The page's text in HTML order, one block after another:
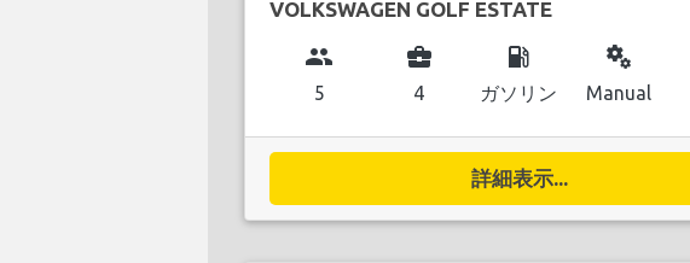
VOLKSWAGEN GOLF ESTATE
group
5
business_center
4
local_gas_station
ガソリン
miscellaneous_services
Manual
詳細表示...